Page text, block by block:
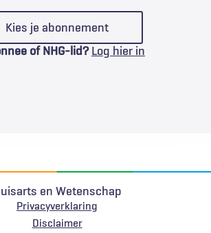
Kies je abonnement
of NHG-lid? Log hier in
en Wetenschap
Privacyverklaring
Voet
Disclaimer